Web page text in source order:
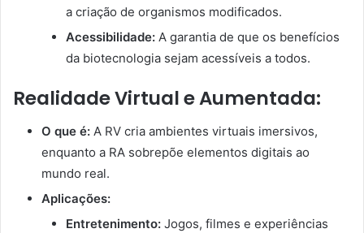
a criação de organismos modificados.
Acessibilidade: A garantia de que os benefícios
da biotecnologia sejam acessíveis a todos.
Realidade Virtual e Aumentada:
O que é: A RV cria ambientes virtuais imersivos,
enquanto a RA sobrepõe elementos digitais ao
mundo real.
Aplicações:
Entretenimento: Jogos, filmes e experiências